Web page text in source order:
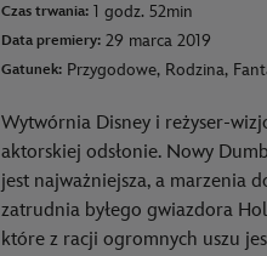
Czas trwania: 1 godz. 52min
Data premiery: 29 marca 2019
Gatunek: Przygodowe, Rodzina,
Wytwórnia Disney i reżyser-
aktorskiej odsłonie. Nowy
jest najważniejsza, a marzenia
zatrudnia byłego gwiazdora
które z racji ogromnych uszu